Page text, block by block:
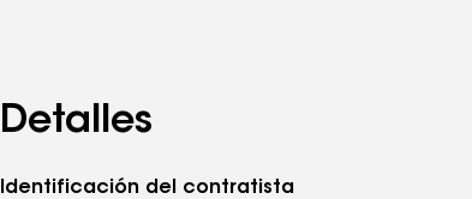
Detalles
Identificación del contratista